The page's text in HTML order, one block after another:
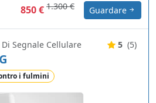
850 € 1.300 € Guardare
Segnale Cellulare
i fulmini
5 (5)